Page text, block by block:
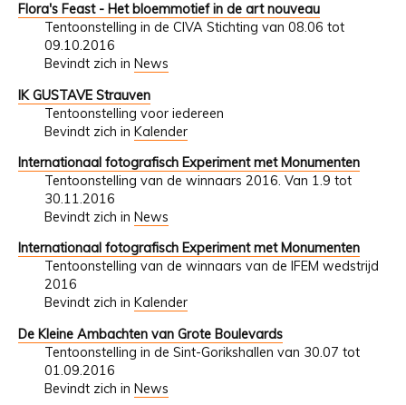
Flora's Feast - Het bloemmotief in de art nouveau
Tentoonstelling in de CIVA Stichting van 08.06 tot
09.10.2016
Bevindt zich in News
IK GUSTAVE Strauven
Tentoonstelling voor iedereen
Bevindt zich in Kalender
Internationaal fotografisch Experiment met Monumenten
Tentoonstelling van de winnaars 2016. Van 1.9 tot
30.11.2016
Bevindt zich in News
Internationaal fotografisch Experiment met Monumenten
Tentoonstelling van de winnaars van de IFEM wedstrijd
2016
Bevindt zich in Kalender
De Kleine Ambachten van Grote Boulevards
Tentoonstelling in de Sint-Gorikshallen van 30.07 tot
01.09.2016
Bevindt zich in News